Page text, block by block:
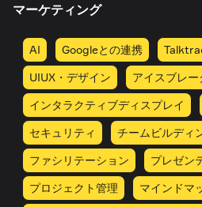
マーケティング
AI Googleとの連携
UIUX・デザイン アイスブレー
インタラクティブディスプレイ
セキュリティ チームビルディ
ファシリテーション プレゼン
プロジェクト管理 マインドマ